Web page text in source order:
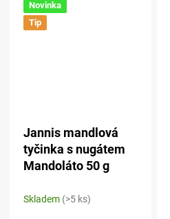
Novinka
Tip
Jannis mandlová
tyčinka s nugátem
Mandoláto 50 g
Skladem (>5 ks)